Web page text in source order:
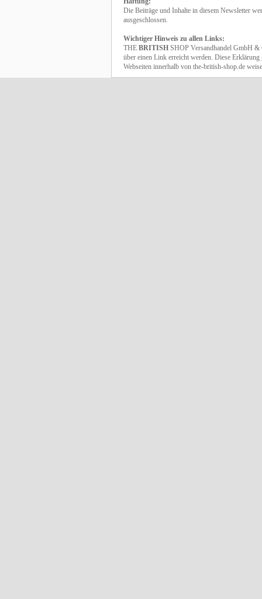
Die Beiträge und Inhalte in diesem Newsletter
ausgeschlossen.
Wichtiger Hinweis zu allen Links:
THE BRITISH SHOP Versandhandel GmbH
über einen Link erreicht werden. Diese
Webseiten innerhalb von the-british-shop.de